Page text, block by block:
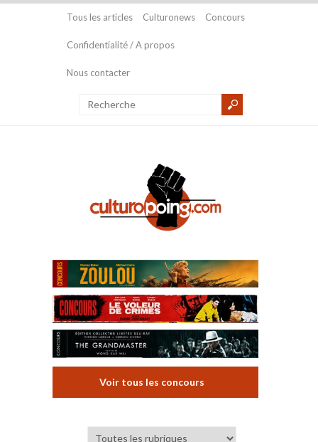
Tous les articles Culturonews Concours
Confidentialité / A propos
Nous contacter
Voir tous les concours